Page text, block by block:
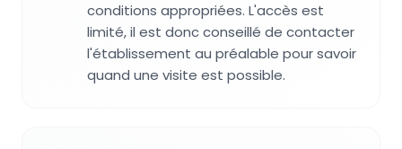
conditions appropriées. L'accès est
limité, il est donc conseillé de contacter
l'établissement au préalable pour savoir
quand une visite est possible.